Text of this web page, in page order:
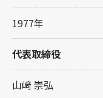
1977年
代表取締役
山﨑 崇弘